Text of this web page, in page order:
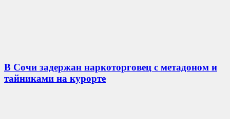
В Сочи задержан наркоторговец с метадоном и
тайниками на курорте